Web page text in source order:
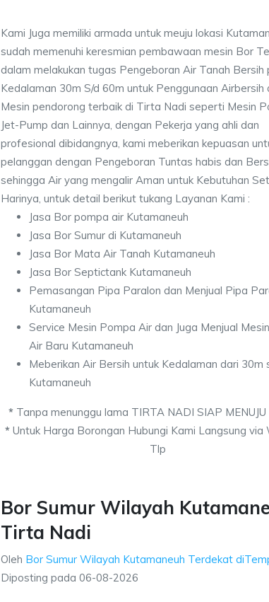
Kami Juga memiliki armada untuk meuju lokasi
sudah memenuhi keresmian pembawaan mesin Bor
dalam melakukan tugas Pengeboran Air Tanah Bersih
Kedalaman 30m S/d 60m untuk Penggunaan Airbersih
Mesin pendorong terbaik di Tirta Nadi seperti Mesin
Jet-Pump dan Lainnya, dengan Pekerja yang ahli dan
profesional dibidangnya, kami meberikan kepuasan
pelanggan dengan Pengeboran Tuntas habis dan
sehingga Air yang mengalir Aman untuk Kebutuhan
Harinya, untuk detail berikut tukang Layanan Kami :
Jasa Bor pompa air Kutamaneuh
Jasa Bor Sumur di Kutamaneuh
Jasa Bor Mata Air Tanah Kutamaneuh
Jasa Bor Septictank Kutamaneuh
Pemasangan Pipa Paralon dan Menjual Pipa
Kutamaneuh
Service Mesin Pompa Air dan Juga Menjual
Air Baru Kutamaneuh
Meberikan Air Bersih untuk Kedalaman dari 30m
Kutamaneuh
* Tanpa menunggu lama TIRTA NADI SIAP MENUJU
* Untuk Harga Borongan Hubungi Kami Langsung via
Tlp
Bor Sumur Wilayah
Tirta Nadi
Oleh Bor Sumur Wilayah Kutamaneuh Terdekat
Diposting pada 06-08-2026